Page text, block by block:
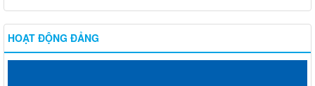
HOẠT ĐỘNG ĐẢNG